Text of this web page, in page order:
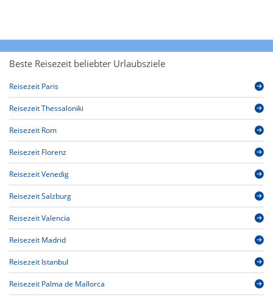
Beste Reisezeit beliebter Urlaubsziele
Reisezeit Paris
Reisezeit Thessaloniki
Reisezeit Rom
Reisezeit Florenz
Reisezeit Venedig
Reisezeit Salzburg
Reisezeit Valencia
Reisezeit Madrid
Reisezeit Istanbul
Reisezeit Palma de Mallorca